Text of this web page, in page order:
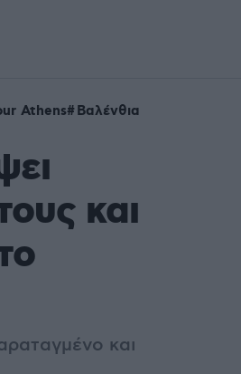
Athens Βαλένθια
και
και